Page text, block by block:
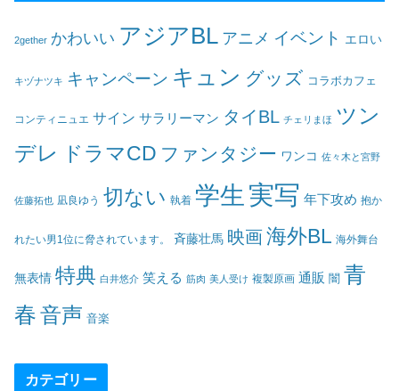
2gether かわいい アジアBL アニメ イベント エロい
キヅナツキ キャンペーン キュン グッズ コラボカフェ
コンティニュエ サイン サラリーマン タイBL チェリまほ ツン
デレ
ドラマCD ファンタジー ワンコ 佐々木と宮野
佐藤拓也 凪良ゆう 切ない 執着 学生 実写 年下攻め 抱か
れたい男1位に脅されています。 斉藤壮馬 映画海外BL 海外舞台
無表情 特典 白井悠介 笑える 筋肉 美人受け 複製原画 通販 闇 青
春音声 音楽
カテゴリー